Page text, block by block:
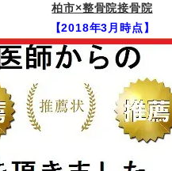
柏市×整骨院接骨院
【2018年3月時点】